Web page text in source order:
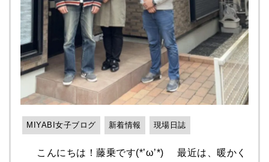
エネ2023キャンペーン☆ 支援事業の事業者と
して登録している 「住宅省エネ事業者」が申請者
になります。 もちろん‼️雅も登録事業者になります
✨✨ 過去最大の補助金がでますので、 ご検討さ
れている方は是非お問い合わせくださいね☺️❤️
屋根塗装・外壁塗装の事 ご自宅のことでお困りの
際は 是非❗️ 雅へお気軽にご相談ください❗️ ✅ 話しを
聞くだけでもOK👌🏻 ✅ お見積もりだけでもOK👌🏻
まずは無料診断から❗️ お待ちしております🌟
た、屋根面がフラットである 必要がありますの
で、 波状の瓦屋根はカバー工法は不向きです。
また、屋根を覆うような工事ですので、 下地の劣
化が激しい場合も難しいです。 こちらはご自身で
の判断は 難しいと思いますので、まず専門家に 相
談してみてくださいね(>_<)✨ では、カバー工
法の流れを さーっとご説明いたします♪ 👍まずは
既存の棟板金・雪止めなど 邪魔になってしまう
を張ります❗️ （ルーフィング材：田島タディスセル
MIYABI女子ブログ 新着情報 現場日誌
こんにちは！藤乗です(*’ω’*) 最近は、暖かく